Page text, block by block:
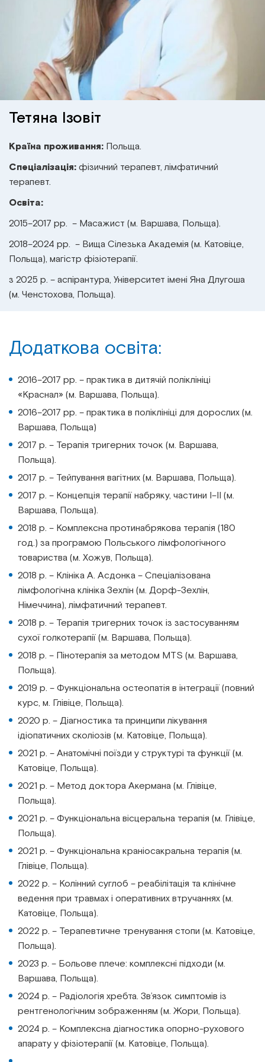
Тетяна Ізовіт
Країна проживання: Польща.
Спеціалізація: фізичний терапевт, лімфатичний
терапевт.
Освіта:
2015–2017 рр. – Масажист (м. Варшава, Польща).
2018–2024 рр. – Вища Сілезька Академія (м. Катовіце,
Польща), магістр фізіотерапії.
з 2025 р. – аспірантура, Університет імені Яна Длугоша
(м. Ченстохова, Польща).
Додаткова освіта:
2016–2017 рр. – практика в дитячій поліклініці
«Краснал» (м. Варшава, Польща).
2016–2017 рр. – практика в поліклініці для дорослих (м.
Варшава, Польща)
2017 р. – Терапія тригерних точок (м. Варшава,
Польща).
2017 р. – Тейпування вагітних (м. Варшава, Польща).
2017 р. – Концепція терапії набряку, частини I–II (м.
Варшава, Польща).
2018 р. – Комплексна протинабрякова терапія (180
год.) за програмою Польського лімфологічного
товариства (м. Хожув, Польща).
2018 р. – Клініка А. Асдонка – Спеціалізована
лімфологічна клініка Зехлін (м. Дорф-Зехлін,
Німеччина), лімфатичний терапевт.
2018 р. – Терапія тригерних точок із застосуванням
сухої голкотерапії (м. Варшава, Польща).
2018 р. – Пінотерапія за методом MTS (м. Варшава,
Польща).
2019 р. – Функціональна остеопатія в інтеграції (повний
курс, м. Глівіце, Польща).
2020 р. – Діагностика та принципи лікування
ідіопатичних сколіозів (м. Катовіце, Польща).
2021 р. – Анатомічні поїзди у структурі та функції (м.
Катовіце, Польща).
2021 р. – Метод доктора Акермана (м. Глівіце,
Польща).
2021 р. – Функціональна вісцеральна терапія (м. Глівіце,
Польща).
2021 р. – Функціональна краніосакральна терапія (м.
Глівіце, Польща).
2022 р. – Колінний суглоб – реабілітація та клінічне
ведення при травмах і оперативних втручаннях (м.
Катовіце, Польща).
2022 р. – Терапевтичне тренування стопи (м. Катовіце,
Польща).
2023 р. – Больове плече: комплексні підходи (м.
Варшава, Польща).
2024 р. – Радіологія хребта. Зв’язок симптомів із
рентгенологічним зображенням (м. Жори, Польща).
2024 р. – Комплексна діагностика опорно-рухового
апарату у фізіотерапії (м. Катовіце, Польща).
Інститут Апледжера
Інститут Барраля
Прикладна кінезіологія
Кінезіотейпінг
Психологія, психотерапія
Естетична медицина
Остеопатичні маніпуляції по Барралю